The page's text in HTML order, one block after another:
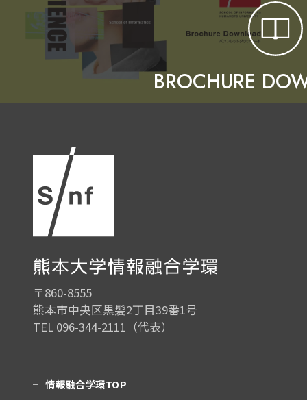
BROCHURE
〒860-8555
熊本市中央区黒髪2丁目39番1号
TEL 096-344-2111（代表）
情報融合学環TOP